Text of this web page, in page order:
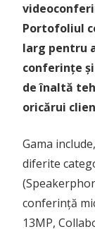
Portofoliul
larg pentru
conferințe
de înaltă
oricărui
Gama
diferite
conferință
13MP,